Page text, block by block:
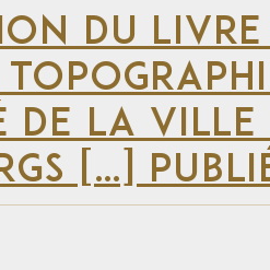
DU
DE LA VILLE
[…]